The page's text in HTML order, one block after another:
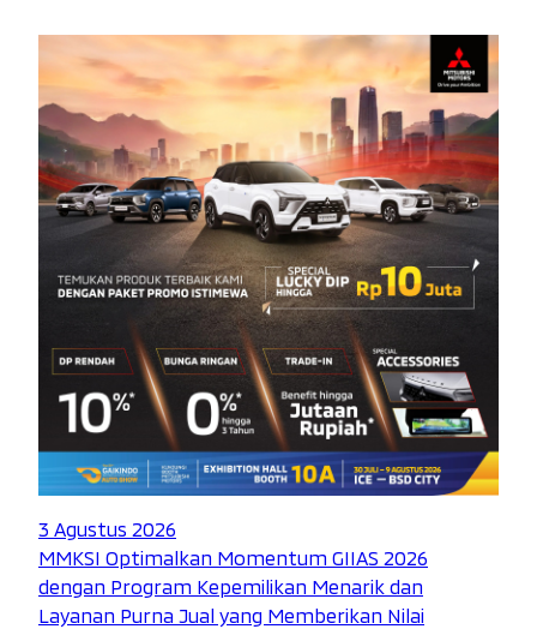
3 Agustus 2026
MMKSI Optimalkan Momentum GIIAS 2026
dengan Program Kepemilikan Menarik dan
Layanan Purna Jual yang Memberikan Nilai